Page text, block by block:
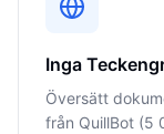
Inga
Översätt
från QuillBot (5